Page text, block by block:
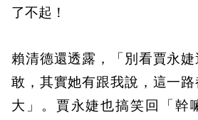
了不起！
賴清德還透露，「別看賈永
敢，其實她有跟我說，這一
大」。賈永婕也搞笑回「幹